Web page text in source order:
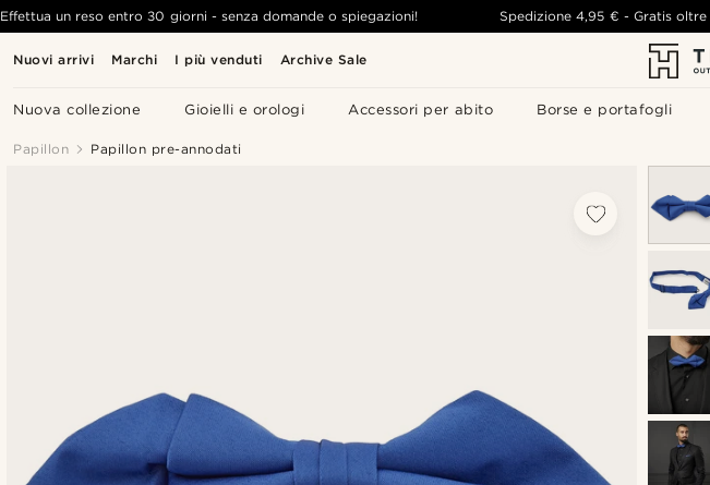
Nuovi arrivi Marchi I più venduti Archive Sale
Nuova collezione Gioielli e orologi Accessori per abito Borse e portafogli
Effettua un reso entro 30 giorni - senza domande o spiegazioni! Spedizione 4,95 € - Gratis oltre
Papillon Papillon pre-annodati